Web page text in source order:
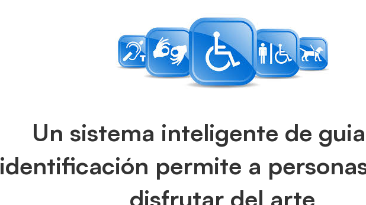
sistema
inteligente
Un sistema inteligente de
identificación permite a
disfrutar del arte